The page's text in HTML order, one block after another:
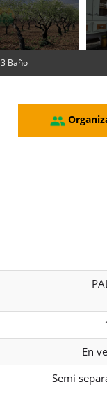
3 Baño
En
Semi